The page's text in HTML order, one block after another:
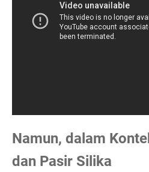
Namun, dalam
dan Pasir Silika